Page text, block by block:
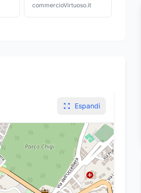
commercioVirtuoso.it
Espandi